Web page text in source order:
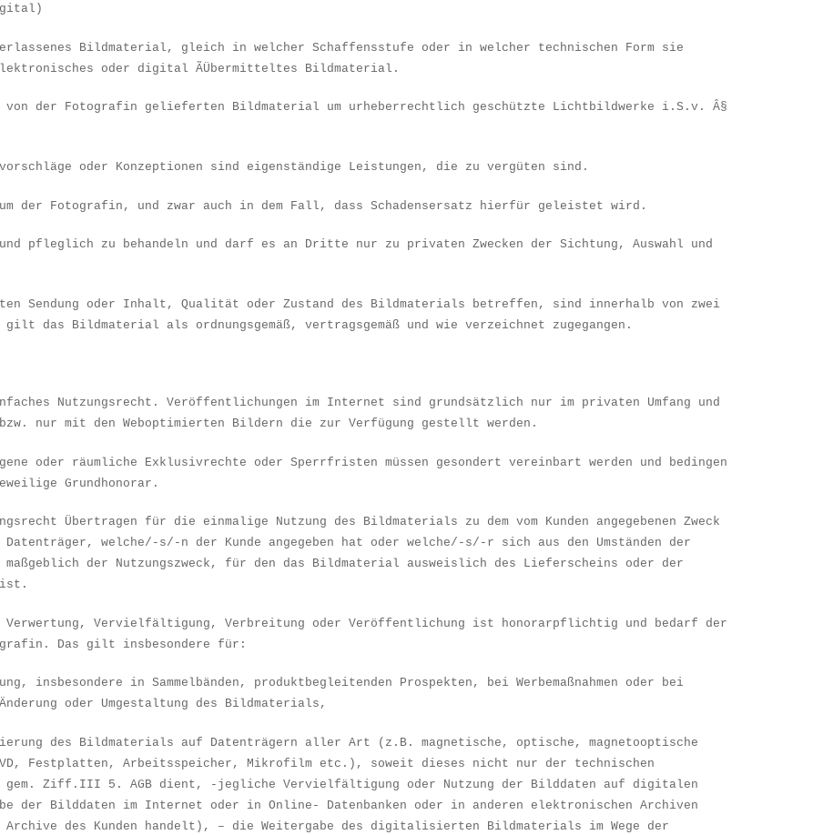
Bildmaterial, gleich in welcher Schaffensstufe oder in welcher technischen Form sie
oder digital ÃÜ bermitteltes Bildmaterial.
der Fotografin gelieferten Bildmaterial um urheberrechtlich geschützte Lichtbildwerke i.S.v. Â§
äge oder Konzeptionen sind eigenständige Leistungen, die zu vergüten sind.
der Fotografin, und zwar auch in dem Fall, dass Schadensersatz hierfür geleistet wird.
pfleglich zu behandeln und darf es an Dritte nur zu privaten Zwecken der Sichtung, Auswahl und
Sendung oder Inhalt, Qualität oder Zustand des Bildmaterials betreffen, sind innerhalb von zwei
gilt das Bildmaterial als ordnungsgemäß, vertragsgemäß und wie verzeichnet zugegangen.
Nutzungsrecht. Veröffentlichungen im Internet sind grundsätzlich nur im privaten Umfang und
bzw. nur mit den Weboptimierten Bildern die zur Verfügung gestellt werden.
oder räumliche Exklusivrechte oder Sperrfristen müssen gesondert vereinbart werden und bedingen
Grundhonorar.
Übertragen für die einmalige Nutzung des Bildmaterials zu dem vom Kunden angegebenen Zweck
Datenträger, welche/-s/-n der Kunde angegeben hat oder welche/-s/-r sich aus den Umständen der
ßgeblich der Nutzungszweck, für den das Bildmaterial ausweislich des Lieferscheins oder der
ist.
Verwertung, Vervielfältigung, Verbreitung oder Veröffentlichung ist honorarpflichtig und bedarf der
Das gilt insbesondere für:
insbesondere in Sammelbänden, produktbegleitenden Prospekten, bei Werbemaßnahmen oder bei
Änderung oder Umgestaltung des Bildmaterials,
des Bildmaterials auf Datenträgern aller Art (z.B. magnetische, optische, magnetooptische
DVD, Festplatten, Arbeitsspeicher, Mikrofilm etc.), soweit dieses nicht nur der technischen
gem. Ziff.III 5. AGB dient, -jegliche Vervielfältigung oder Nutzung der Bilddaten auf digitalen
der Bilddaten im Internet oder in Online- Datenbanken oder in anderen elektronischen Archiven
des Kunden handelt), – die Weitergabe des digitalisierten Bildmaterials im Wege der